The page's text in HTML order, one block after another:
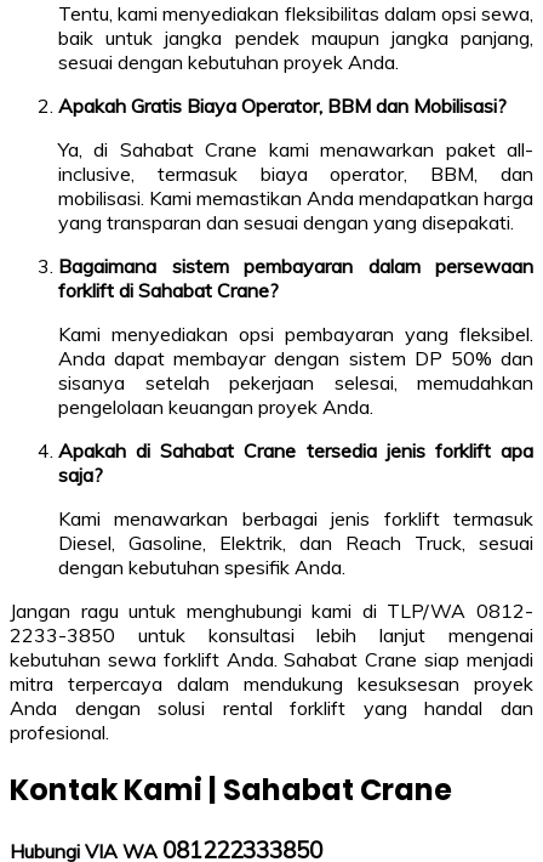
Tentu, kami menyediakan fleksibilitas dalam opsi sewa,
baik untuk jangka pendek maupun jangka panjang,
sesuai dengan kebutuhan proyek Anda.
Apakah Gratis Biaya Operator, BBM dan Mobilisasi?
Ya, di Sahabat Crane kami menawarkan paket all-
inclusive, termasuk biaya operator, BBM, dan
mobilisasi. Kami memastikan Anda mendapatkan harga
yang transparan dan sesuai dengan yang disepakati.
Bagaimana sistem pembayaran dalam persewaan
forklift di Sahabat Crane?
Kami menyediakan opsi pembayaran yang fleksibel.
Anda dapat membayar dengan sistem DP 50% dan
sisanya setelah pekerjaan selesai, memudahkan
pengelolaan keuangan proyek Anda.
Apakah di Sahabat Crane tersedia jenis forklift apa
saja?
Kami menawarkan berbagai jenis forklift termasuk
Diesel, Gasoline, Elektrik, dan Reach Truck, sesuai
dengan kebutuhan spesifik Anda.
Jangan ragu untuk menghubungi kami di TLP/WA 0812-
2233-3850 untuk konsultasi lebih lanjut mengenai
kebutuhan sewa forklift Anda. Sahabat Crane siap menjadi
mitra terpercaya dalam mendukung kesuksesan proyek
Anda dengan solusi rental forklift yang handal dan
profesional.
Kontak Kami | Sahabat Crane
Hubungi VIA WA 081222333850